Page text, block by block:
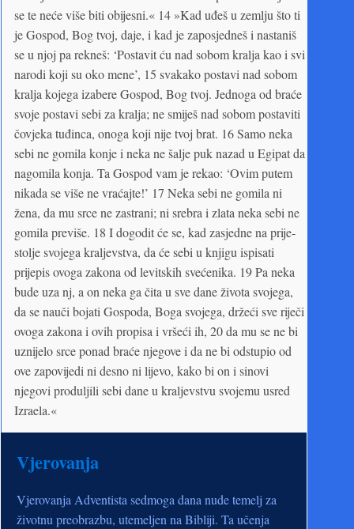
se te neće više biti obijesni.« 14 »Kad uđeš u zemlju što ti
je Gospod, Bog tvoj, daje, i kad je zaposjedneš i nastaniš
se u njoj pa rekneš: ‘Postavit ću nad sobom kralja kao i svi
narodi koji su oko mene’, 15 svakako postavi nad sobom
kralja kojega izabere Gospod, Bog tvoj. Jednoga od braće
svoje postavi sebi za kralja; ne smiješ nad sobom postaviti
čovjeka tuđinca, onoga koji nije tvoj brat. 16 Samo neka
sebi ne gomila konje i neka ne šalje puk nazad u Egipat da
nagomila konja. Ta Gospod vam je rekao: ‘Ovim putem
nikada se više ne vraćajte!’ 17 Neka sebi ne gomila ni
žena, da mu srce ne zastrani; ni srebra i zlata neka sebi ne
gomila previše. 18 I dogodit će se, kad zasjedne na prije­
stolje svojega kraljevstva, da će sebi u knjigu ispisati
prijepis ovoga zakona od levitskih svećenika. 19 Pa neka
bude uza nj, a on neka ga čita u sve dane života svojega,
da se nauči bojati Gospoda, Boga svojega, držeći sve riječi
ovoga zakona i ovih propisa i vršeći ih, 20 da mu se ne bi
uznijelo srce ponad braće njegove i da ne bi odstupio od
ove zapovijedi ni desno ni lijevo, kako bi on i sinovi
njegovi produljili sebi dane u kraljevstvu svojemu usred
Izraela.«
Vjerovanja
Vjerovanja Adventista sedmoga dana nude temelj za
životnu preobrazbu, utemeljen na Bibliji. Ta učenja